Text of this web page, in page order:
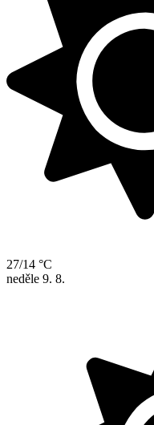
27/14 °C
neděle 9. 8.